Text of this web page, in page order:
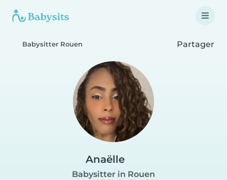
Babysitter Rouen Partager
Anaëlle
Babysitter in Rouen